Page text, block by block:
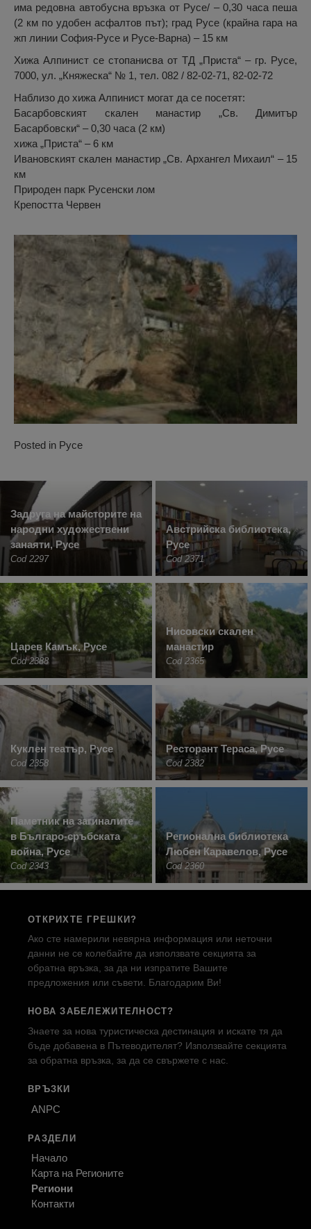
има редовна автобусна връзка от Русе/ – 0,30 часа пеша
(2 км по удобен асфалтов път); град Русе (крайна гара на
жп линии София-Русе и Русе-Варна) – 15 км
Хижа Алпинист се стопанисва от ТД „Приста“ – гр. Русе,
7000, ул. „Княжеска“ № 1, тел. 082 / 82-02-71, 82-02-72
Наблизо до хижа Алпинист могат да се посетят:
Басарбовският скален манастир „Св. Димитър
Басарбовски“ – 0,30 часа (2 км)
хижа „Приста“ – 6 км
Ивановският скален манастир „Св. Архангел Михаил“ – 15
км
Природен парк Русенски лом
Крепостта Червен
Posted in Русе
Задруга на майсторите на
народни художествени
занаяти, Русе
Cod 2297
Австрийска библиотека,
Русе
Cod 2371
Царев Камък, Русе
Cod 2388
Нисовски скален
манастир
Cod 2365
Куклен театър, Русе
Cod 2358
Ресторант Тераса, Русе
Cod 2382
Паметник на загиналите
в Българо-сръбската
война, Русе
Cod 2343
Регионална библиотека
Любен Каравелов, Русе
Cod 2360
ОТКРИХТЕ ГРЕШКИ?
Ако сте намерили невярна информация или неточни
данни не се колебайте да използвате секцията за
обратна връзка, за да ни изпратите Вашите
предложения или съвети. Благодарим Ви!
НОВА ЗАБЕЛЕЖИТЕЛНОСТ?
Знаете за нова туристическа дестинация и искате тя да
бъде добавена в Пътеводителят? Използвайте секцията
за обратна връзка, за да се свържете с нас.
ВРЪЗКИ
ANPC
РАЗДЕЛИ
Начало
Карта на Регионите
Региони
Контакти